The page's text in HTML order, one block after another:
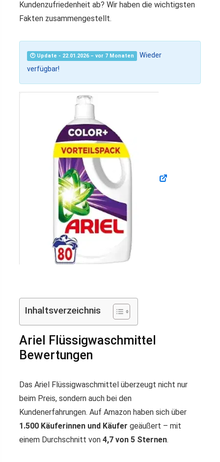
Kundenzufriedenheit ab? Wir haben die wichtigsten
Fakten zusammengestellt.
🕐 Update - 22.01.2026 – vor 7 Monaten
Wieder
verfügbar!
Inhaltsverzeichnis
Ariel Flüssigwaschmittel
Bewertungen
Das Ariel Flüssigwaschmittel überzeugt nicht nur
beim Preis, sondern auch bei den
Kundenerfahrungen. Auf Amazon haben sich über
1.500 Käuferinnen und Käufer geäußert – mit
einem Durchschnitt von 4,7 von 5 Sternen.